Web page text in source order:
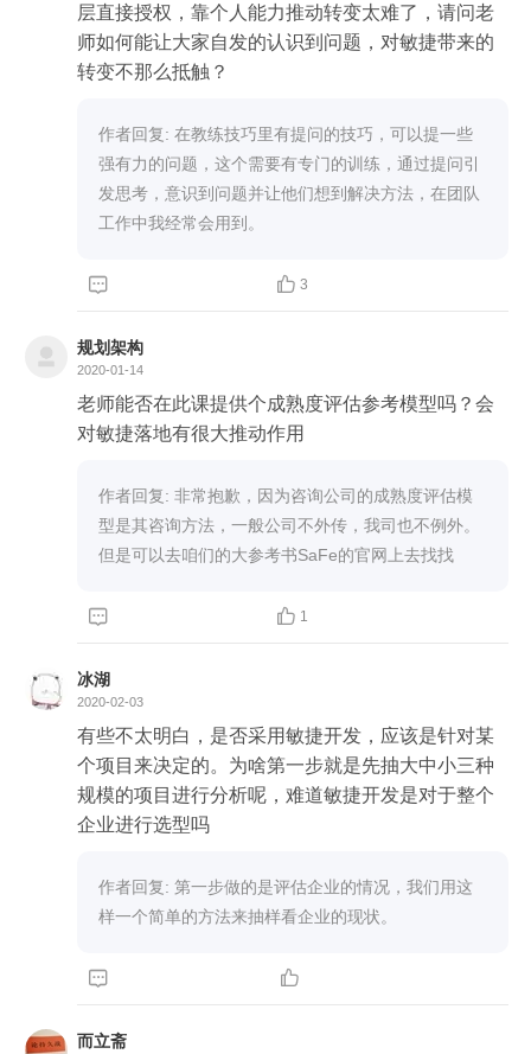
层直接授权，靠个人能力推动转变太难了，请问老
师如何能让大家自发的认识到问题，对敏捷带来的
转变不那么抵触？
作者回复: 在教练技巧里有提问的技巧，可以提一些
强有力的问题，这个需要有专门的训练，通过提问引
发思考，意识到问题并让他们想到解决方法，在团队
工作中我经常会用到。
  3
规划架构
2020-01-14
老师能否在此课提供个成熟度评估参考模型吗？会
对敏捷落地有很大推动作用
作者回复: 非常抱歉，因为咨询公司的成熟度评估模
型是其咨询方法，一般公司不外传，我司也不例外。
但是可以去咱们的大参考书SaFe的官网上去找找
  1
冰湖
2020-02-03
有些不太明白，是否采用敏捷开发，应该是针对某
个项目来决定的。为啥第一步就是先抽大中小三种
规模的项目进行分析呢，难道敏捷开发是对于整个
企业进行选型吗
作者回复: 第一步做的是评估企业的情况，我们用这
样一个简单的方法来抽样看企业的现状。
 
而立斋